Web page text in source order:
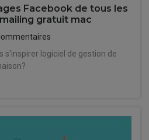
Facebook de tous les
gratuit mac
s'inspirer logiciel de gestion de